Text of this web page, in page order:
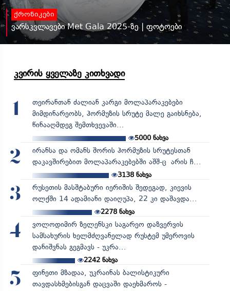
ქრონიკები
ვარსკვლავები Met Gala 2025-ზე | ფოტოები
კვირის ყველაზე კითხვადი
1
თეირანთან ძალიან კარგი მოლაპარაკებები
მიმდინარეობს, ჰორმუზის სრუტე მალე გაიხსნება,
წინააღმდეგ შემთხვევაში...
5000ნახვა
2
ირანსა და ომანს შორის ჰორმუზის სრუტესთან
დაკავშირებით მოლაპარაკებებში აშშ-ც არის ჩ...
3138ნახვა
3
რუსეთის მასშტაბური იერიშის შედეგად, კიევის
ოლქში 14 ადამიანი დაიღუპა, 22 კი დაშავდა...
2278ნახვა
4
ვოლოდიმირ ზელენსკი საგარეო დაზვერვის
სამსახურის ხელმძღვანელად რუსტემ უმეროვის
დანიშვნას გეგმავს - უკრა...
2242ნახვა
5
ფინეთი მზადაა, უკრაინას ბალისტიკური
თავდასხმებისგან დაცვაში დაეხმაროს -